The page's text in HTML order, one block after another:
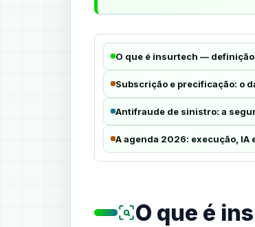
O que é insurtech — definição
Subscrição e precificação: o
Antifraude de sinistro: a
A agenda 2026: execução, IA
O que é